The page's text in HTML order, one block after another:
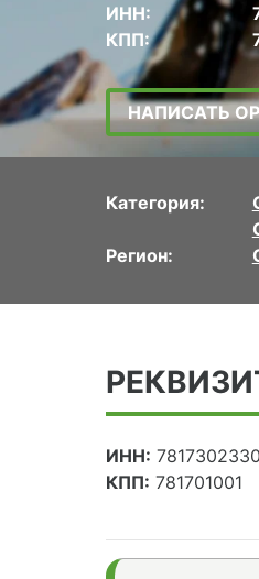
ИНН:
КПП:
НАПИСАТЬ
Категория:
Регион:
ИНН: 7817302330
КПП: 781701001